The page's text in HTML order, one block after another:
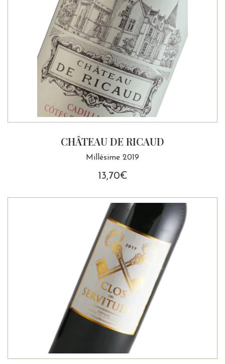
CHÂTEAU DE RICAUD
Millésime 2019
13,70€